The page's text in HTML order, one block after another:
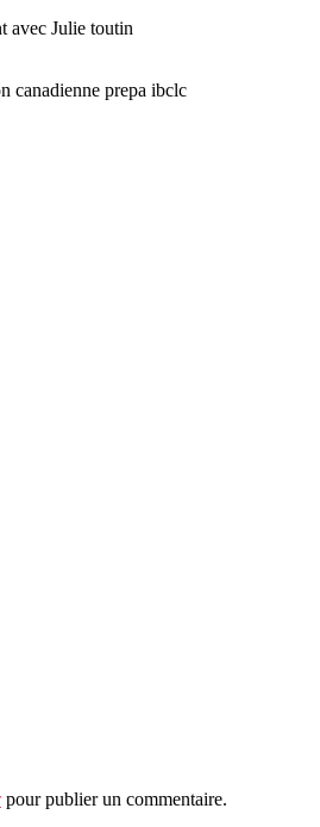
avec Julie toutin
canadienne prepa ibclc
pour publier un commentaire.